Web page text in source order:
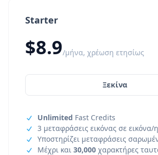
Starter
$8.9/μήνα, χρέωση ετησίως
Ξεκίνα
Unlimited Fast Credits
3 μεταφράσεις εικόνας σε εικόνα/
Υποστηρίζει μεταφράσεις
Μέχρι και 30,000 χαρακτήρες